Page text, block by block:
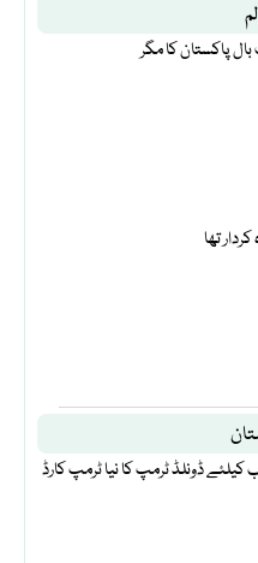
تھا
ڈونلڈ ٹرمپ کا نیا ٹرمپ کارڈ